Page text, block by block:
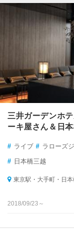
三井ガーデンホ
ーキ屋さん＆日
# ライブ # ラローズ
# 日本橋三越
東京駅・大手町・日本
2018/09/23～